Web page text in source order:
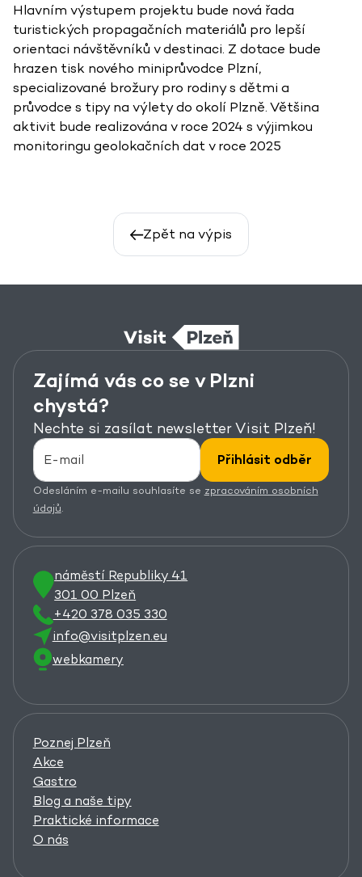
Hlavním výstupem projektu bude nová řada
turistických propagačních materiálů pro lepší
orientaci návštěvníků v destinaci. Z dotace bude
hrazen tisk nového miniprůvodce Plzní,
specializované brožury pro rodiny s dětmi a
průvodce s tipy na výlety do okolí Plzně. Většina
aktivit bude realizována v roce 2024 s výjimkou
monitoringu geolokačních dat v roce 2025
Zpět na výpis
Zajímá vás co se v Plzni
chystá?
Nechte si zasílat newsletter Visit Plzeň!
Přihlásit odběr
Odesláním e-mailu souhlasíte se zpracováním osobních
údajů.
náměstí Republiky 41
301 00 Plzeň
+420 378 035 330
info@visitplzen.eu
webkamery
Poznej Plzeň
Akce
Gastro
Blog a naše tipy
Praktické informace
O nás